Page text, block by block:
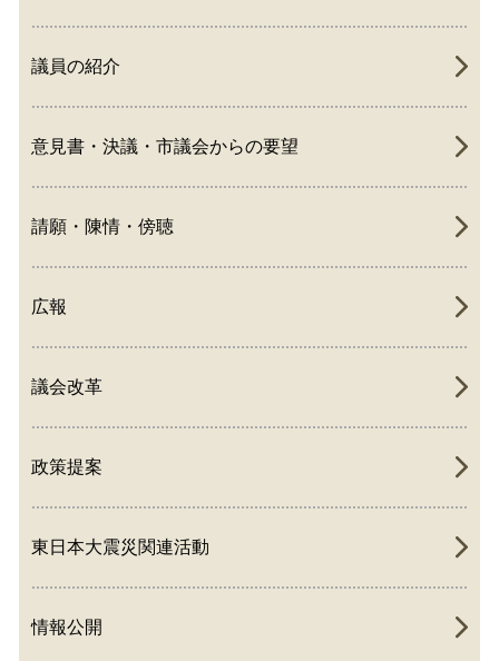
議員の紹介
意見書・決議・市議会からの要望
請願・陳情・傍聴
広報
議会改革
政策提案
東日本大震災関連活動
情報公開